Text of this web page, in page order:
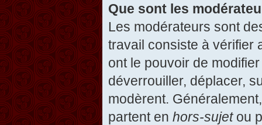
Que sont les
Les modérateurs sont
travail consiste à vérifier
ont le pouvoir de
déverrouiller, déplacer,
modèrent.
partent en hors-sujetou